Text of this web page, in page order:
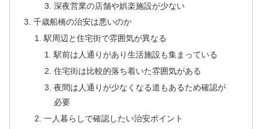
深夜営業の店舗や娯楽施設が少ない
千歳船橋の治安は悪いのか
駅周辺と住宅街で雰囲気が異なる
駅前は人通りがあり生活施設も集まっている
住宅街は比較的落ち着いた雰囲気がある
夜間は人通りが少なくなる道もあるため確認が
必要
一人暮らしで確認したい治安ポイント